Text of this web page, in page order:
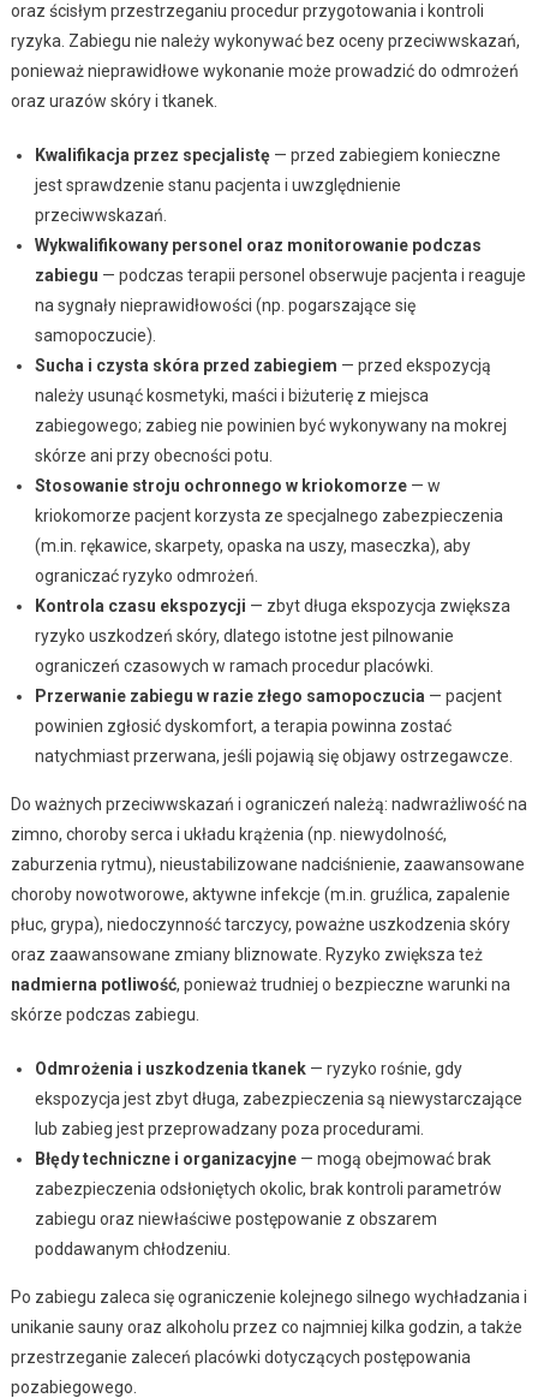
oraz ścisłym przestrzeganiu procedur przygotowania i kontroli
ryzyka. Zabiegu nie należy wykonywać bez oceny przeciwwskazań,
ponieważ nieprawidłowe wykonanie może prowadzić do odmrożeń
oraz urazów skóry i tkanek.
Kwalifikacja przez specjalistę— przed zabiegiem konieczne
jest sprawdzenie stanu pacjenta i uwzględnienie
przeciwwskazań.
Wykwalifikowany personel oraz monitorowanie podczas
zabiegu — podczas terapii personel obserwuje pacjenta i reaguje
na sygnały nieprawidłowości (np. pogarszające się
samopoczucie).
Sucha i czysta skóra przed zabiegiem — przed ekspozycją
należy usunąć kosmetyki, maści i biżuterię z miejsca
zabiegowego; zabieg nie powinien być wykonywany na mokrej
skórze ani przy obecności potu.
Stosowanie stroju ochronnego w kriokomorze— w
kriokomorze pacjent korzysta ze specjalnego zabezpieczenia
(m.in. rękawice, skarpety, opaska na uszy, maseczka), aby
ograniczać ryzyko odmrożeń.
Kontrola czasu ekspozycji — zbyt długa ekspozycja zwiększa
ryzyko uszkodzeń skóry, dlatego istotne jest pilnowanie
ograniczeń czasowych w ramach procedur placówki.
Przerwanie zabiegu w razie złego samopoczucia — pacjent
powinien zgłosić dyskomfort, a terapia powinna zostać
natychmiast przerwana, jeśli pojawią się objawy ostrzegawcze.
Do ważnych przeciwwskazań i ograniczeń należą: nadwrażliwość na
zimno, choroby serca i układu krążenia (np. niewydolność,
zaburzenia rytmu), nieustabilizowane nadciśnienie, zaawansowane
choroby nowotworowe, aktywne infekcje (m.in. gruźlica, zapalenie
płuc, grypa), niedoczynność tarczycy, poważne uszkodzenia skóry
oraz zaawansowane zmiany bliznowate. Ryzyko zwiększa też
nadmierna potliwość, ponieważ trudniej o bezpieczne warunki na
skórze podczas zabiegu.
Odmrożenia i uszkodzenia tkanek— ryzyko rośnie, gdy
ekspozycja jest zbyt długa, zabezpieczenia są niewystarczające
lub zabieg jest przeprowadzany poza procedurami.
Błędy techniczne i organizacyjne— mogą obejmować brak
zabezpieczenia odsłoniętych okolic, brak kontroli parametrów
zabiegu oraz niewłaściwe postępowanie z obszarem
poddawanym chłodzeniu.
Po zabiegu zaleca się ograniczenie kolejnego silnego wychładzania i
unikanie sauny oraz alkoholu przez co najmniej kilka godzin, a także
przestrzeganie zaleceń placówki dotyczących postępowania
pozabiegowego.